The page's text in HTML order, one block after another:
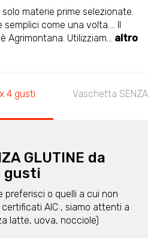
materie prime selezionate.
come una volta.... Il
Agrimontana. Utilizziam... altro
4 gusti Vaschetta
GLUTINE da
gusti
preferisci o quelli a cui non
AIC , siamo attenti a
latte, uova, nocciole)